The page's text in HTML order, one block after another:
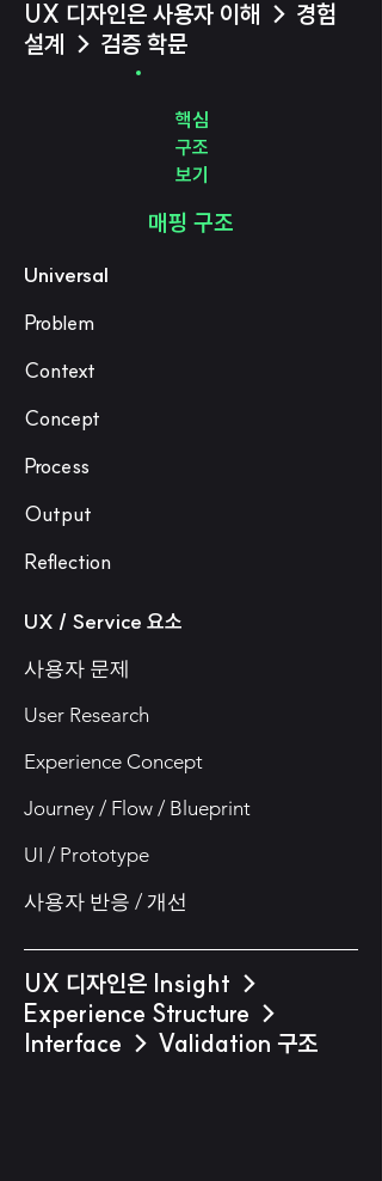
UX 디자인은 사용자 이해 → 경험
설계 → 검증 학문
핵심
구조
보기
매핑 구조
Universal
Problem
Context
Concept
Process
Output
Reflection
UX / Service 요소
사용자 문제
User Research
Experience Concept
Journey / Flow / Blueprint
UI / Prototype
사용자 반응 / 개선
UX 디자인은 Insight →
Experience Structure →
Interface → Validation 구조